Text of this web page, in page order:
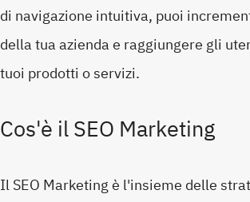
di navigazione intuitiva, puoi
della tua azienda e raggiungere gli
tuoi prodotti o servizi.
Cos'è il SEO Marketing
Il SEO Marketing è l'insieme delle